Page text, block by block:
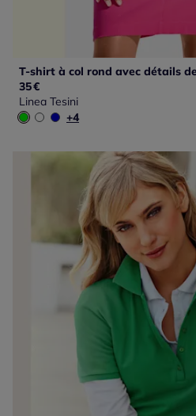
35€
Linea Tesini
+4